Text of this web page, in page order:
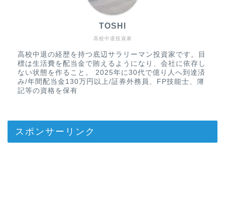
高校中退投資家
TOSHI
高校中退の経歴を持つ底辺サラリーマン投資家です。目
標は生活費を配当金で賄えるようになり、会社に依存し
ない状態を作ること。 2025年に30代で億り人へ到達済
み/年間配当金130万円以上/証券外務員、FP技能士、簿
記等の資格を保有
スポンサーリンク